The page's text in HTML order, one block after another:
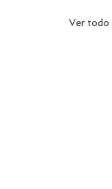
Ver todo